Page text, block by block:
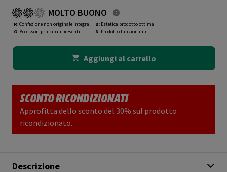
MOLTO BUONO
R: Confezione non originale integra
O: Accessori principali presenti
B: Estetica prodotto ottima
N: Prodotto funzionante
Aggiungi al carrello
SCONTO RICONDIZIONATI
Approfitta dello sconto del 30% sul prodotto
ricondizionato.
Descrizione